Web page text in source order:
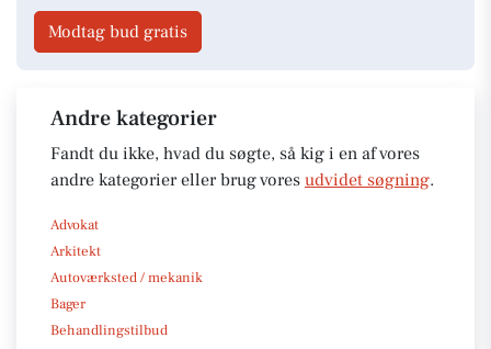
Modtag bud gratis
Andre kategorier
Fandt du ikke, hvad du søgte, så kig i en af vores
andre kategorier eller brug vores udvidet søgning.
Advokat
Arkitekt
Autoværksted / mekanik
Bager
Behandlingstilbud